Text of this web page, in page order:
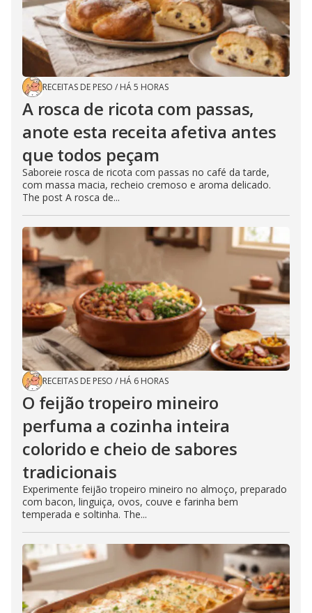
RECEITAS DE PESO / HÁ 5 HORAS
A rosca de ricota com passas,
anote esta receita afetiva antes
que todos peçam
Saboreie rosca de ricota com passas no café da tarde,
com massa macia, recheio cremoso e aroma delicado.
The post A rosca de...
RECEITAS DE PESO / HÁ 6 HORAS
O feijão tropeiro mineiro
perfuma a cozinha inteira
colorido e cheio de sabores
tradicionais
Experimente feijão tropeiro mineiro no almoço, preparado
com bacon, linguiça, ovos, couve e farinha bem
temperada e soltinha. The...